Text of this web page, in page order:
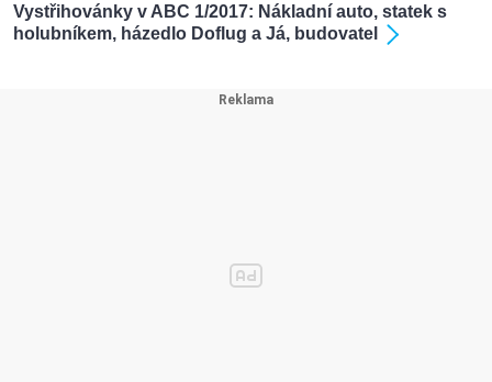
Vystřihovánky v ABC 1/2017: Nákladní auto, statek s
holubníkem, házedlo Doflug a Já, budovatel